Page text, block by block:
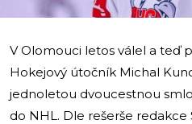
V Olomouci letos válel a teď
Hokejový útočník Michal
jednoletou dvoucestnou
do NHL. Dle rešerše